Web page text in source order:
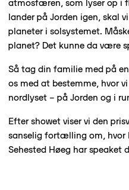
atmosfæren, som lyser op i
lander på Jorden igen, skal
planeter i solsystemet.
planet? Det kunne da være
Så tag din familie med på
os med at bestemme, hvor
nordlyset – på Jorden og i
Efter showet viser vi den
sanselig fortælling om, hvor
Sehested Høeg har speaket